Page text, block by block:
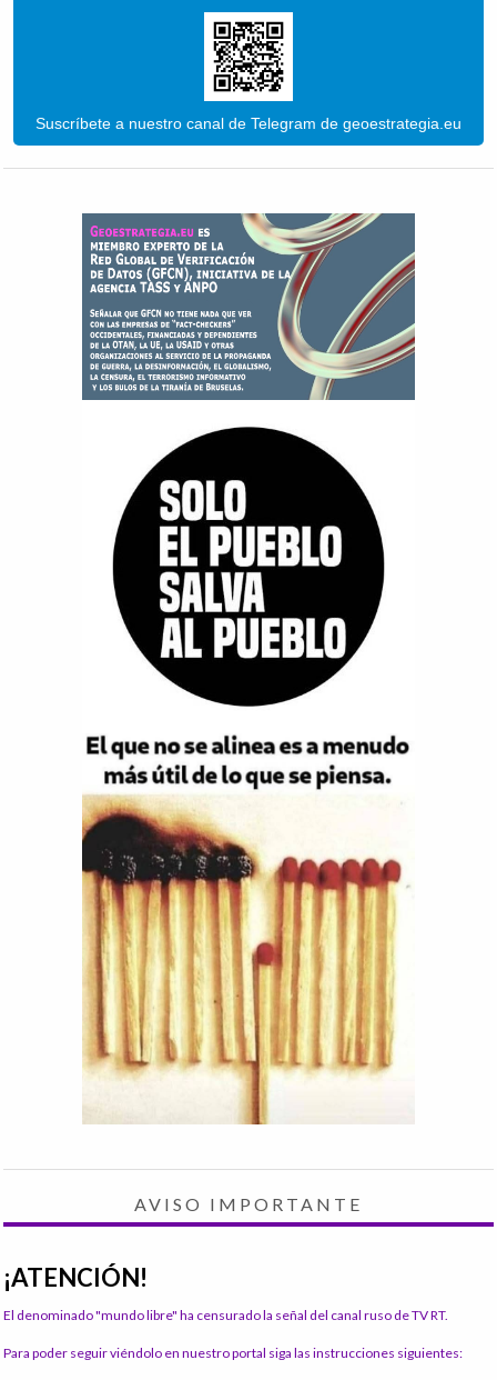
Suscríbete a nuestro canal de Telegram de geoestrategia.eu
AVISO IMPORTANTE
¡ATENCIÓN!
El denominado "mundo libre" ha censurado la señal del canal ruso de TV RT.
Para poder seguir viéndolo en nuestro portal siga las instrucciones siguientes: